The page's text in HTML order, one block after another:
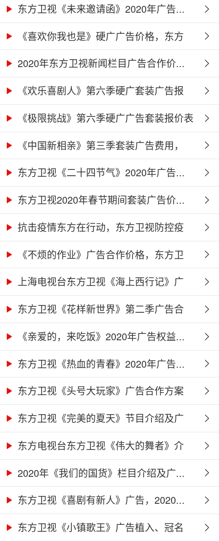
（硬...
东方卫视《未来邀请函》2020年广告...
《喜欢你我也是》硬广广告价格，东方
卫...2020年东方卫视新闻栏目广告合作价...
《欢乐喜剧人》第六季硬广套装广告报
价...《极限挑战》第六季硬广广告套装报价表
《中国新相亲》第三季套装广告费用，
东...东方卫视《二十四节气》2020年广告...
东方卫视2020年春节期间套装广告价...
抗击疫情东方在行动，东方卫视防控疫
情...《不烦的作业》广告合作价格，东方卫
视...上海电视台东方卫视《海上西行记》广
告...东方卫视《花样新世界》第二季广告合
作...《亲爱的，来吃饭》2020年广告权益...
东方卫视《热血的青春》2020年广告...
东方卫视《头号大玩家》广告合作方案
东方卫视《完美的夏天》节目介绍及广
告...东方电视台东方卫视《伟大的舞者》介
绍...2020年《我们的国货》栏目介绍及广...
东方卫视《喜剧有新人》广告，2020...
东方卫视《小镇歌王》广告植入、冠名